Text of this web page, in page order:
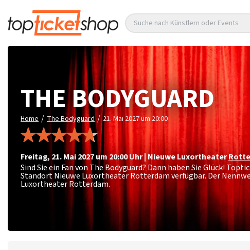
Suche nach Künstlern oder Events
THE BODYGUARD
Home / The Bodyguard / 21. Mai 2027 um 20:00
Freitag, 21. Mai 2027 um 20:00Uhr| Nieuwe Luxortheater
Sind Sie ein Fan von The Bodyguard? Dann haben Sie Glück!
Standort Nieuwe Luxortheater Rotterdam verfügbar. Der
Luxortheater Rotterdam.